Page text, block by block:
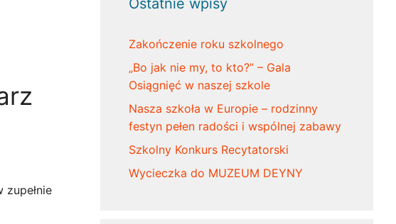
Ostatnie wpisy
Zakończenie roku szkolnego
„Bo jak nie my, to kto?” – Gala
Osiągnięć w naszej szkole
Nasza szkoła w Europie – rodzinny
festyn pełen radości i wspólnej zabawy
Szkolny Konkurs Recytatorski
Wycieczka do MUZEUM DEYNY